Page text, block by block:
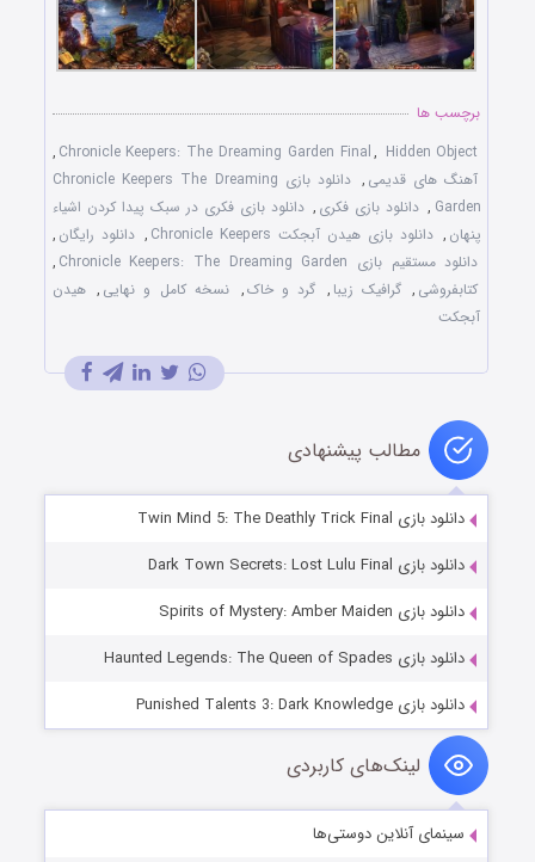
برچسب ها
Chronicle Keepers: The Dreaming Garden Final, Hidden Object
,
آهنگ های قدیمی ,
دانلود بازی Chronicle Keepers The Dreaming
Garden
, دانلود بازی فکری , دانلود بازی فکری در سبک پیدا کردن اشیاء
پنهان , دانلود بازی هیدن آبجکت Chronicle Keepers , دانلود رایگان ,
دانلود مستقیم بازی Chronicle Keepers: The Dreaming Garden
,
کتابفروشی , گرافیک زیبا , گرد و خاک, نسخه کامل و نهایی , هیدن
آبجکت
مطالب پیشنهادی
دانلود بازی Twin Mind 5: The Deathly Trick Final
دانلود بازی Dark Town Secrets: Lost Lulu Final
دانلود بازی Spirits of Mystery: Amber Maiden
دانلود بازی Haunted Legends: The Queen of Spades
دانلود بازی Punished Talents 3: Dark Knowledge
لینک‌های کاربردی
سینمای آنلاین دوستی‌ها